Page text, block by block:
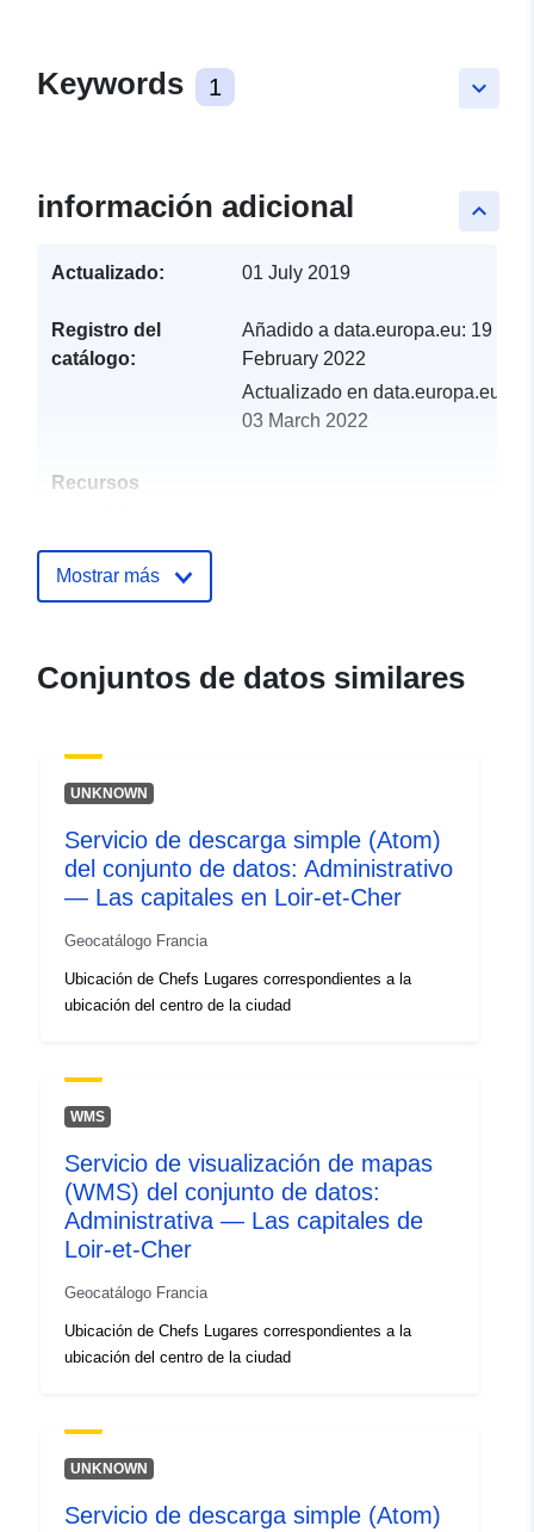
keyboard_arrow_down
Keywords 1
keyboard_arrow_up
información adicional
Actualizado: 01 July 2019
Registro del
catálogo:
Añadido a data.europa.eu: 19
February 2022
Actualizado en data.europa.eu:
03 March 2022
Recursos
Identificadores:
0f2e-4ddc-aecf-
4924-b172-9d2d7f95f2d3
Tipo:
Recurso:
http://inspire.ec.europa.eu/
Mostrar más
Conjuntos de datos similares
UNKNOWN
Servicio de descarga simple (Atom)
del conjunto de datos: Administrativo
— Las capitales en Loir-et-Cher
Geocatálogo Francia
Ubicación de Chefs Lugares correspondientes a la
ubicación del centro de la ciudad
WMS
Servicio de visualización de mapas
(WMS) del conjunto de datos:
Administrativa — Las capitales de
Loir-et-Cher
Geocatálogo Francia
Ubicación de Chefs Lugares correspondientes a la
ubicación del centro de la ciudad
UNKNOWN
Servicio de descarga simple (Atom)